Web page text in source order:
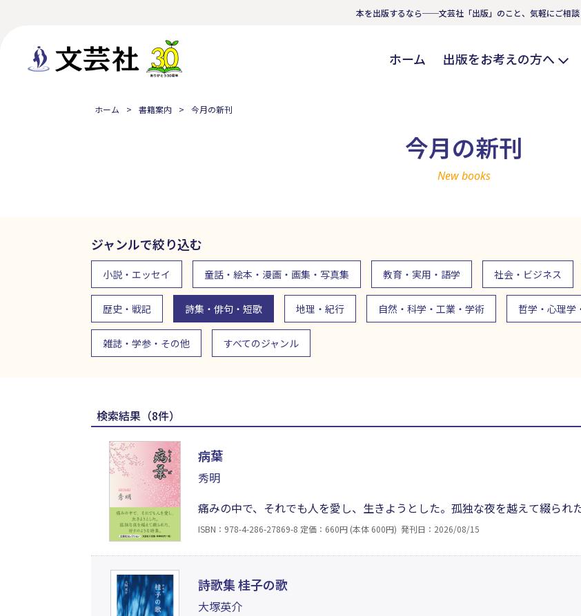
本を出版するなら──文芸社「出版」のこと、気軽にご相談
ホーム 出版をお考えの方へ
ホーム 書籍案内 今月の新刊
今月の新刊
New books
ジャンルで絞り込む
小説・エッセイ 童話・絵本・漫画・画集・写真集 教育・実用・語学 社会・ビジネス
歴史・戦記 詩集・俳句・短歌 地理・紀行 自然・科学・工業・学術 哲学・心理学
雑誌・学参・その他 すべてのジャンル
検索結果（8件）
病葉
秀明
痛みの中で、それでも人を愛し、生きようとした。孤独な夜を越えて綴られ
情、死への想い……。そして、大切な人が隣にいる喜び。揺れ続ける心を見
ISBN：978-4-286-27869-8 定価：660円 (本体 600円) 発刊日：2026/08/15
詩歌集 桂子の歌
大塚英介